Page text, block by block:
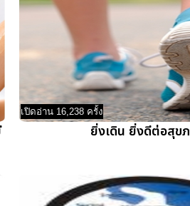
เปิดอ่าน 16,238 ครั้ง
ยิ่งเดิน ยิ่งดีต่อสุข